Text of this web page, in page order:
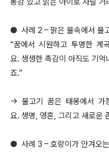
● 사례 2 – 맑은 물속에서 물
“꿈에서 시원하고 투명한 계
요. 생생한 촉감이 아직도 기
죠.”
→ 물고기 꿈은 태몽에서 가
요. 생명, 영혼, 그리고 새로운
● 사례 3 – 호랑이가 안겨오